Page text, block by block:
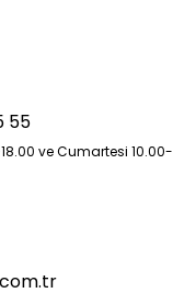
55
ve Cumartesi 10.00-